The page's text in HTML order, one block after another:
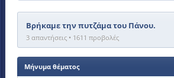
Βρήκαμε την πυτζάμα του Πάνου.
3 απαντήσεις • 1611 προβολές
Μήνυμα θέματος